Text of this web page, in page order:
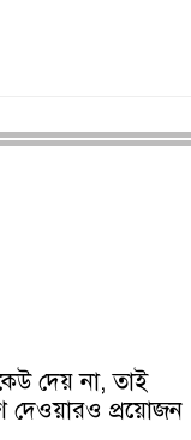
দেয় না, তাই
প্রয়োজন